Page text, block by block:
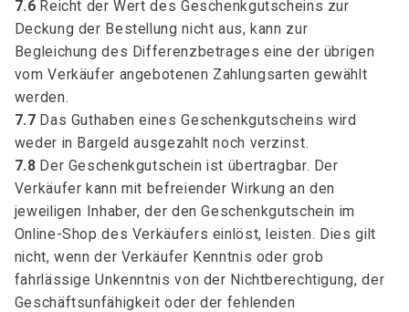
7.6 Reicht der Wert des Geschenkgutscheins zur
Deckung der Bestellung nicht aus, kann zur
Begleichung des Differenzbetrages eine der übrigen
vom Verkäufer angebotenen Zahlungsarten gewählt
werden.
7.7 Das Guthaben eines Geschenkgutscheins wird
weder in Bargeld ausgezahlt noch verzinst.
7.8 Der Geschenkgutschein ist übertragbar. Der
Verkäufer kann mit befreiender Wirkung an den
jeweiligen Inhaber, der den Geschenkgutschein im
Online-Shop des Verkäufers einlöst, leisten. Dies gilt
nicht, wenn der Verkäufer Kenntnis oder grob
fahrlässige Unkenntnis von der Nichtberechtigung, der
Geschäftsunfähigkeit oder der fehlenden